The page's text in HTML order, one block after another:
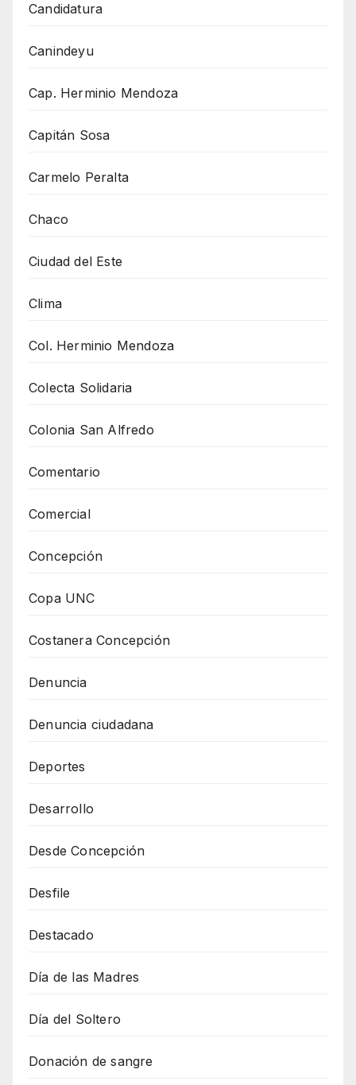
Candidatura
Canindeyu
Cap. Herminio Mendoza
Capitán Sosa
Carmelo Peralta
Chaco
Ciudad del Este
Clima
Col. Herminio Mendoza
Colecta Solidaria
Colonia San Alfredo
Comentario
Comercial
Concepción
Copa UNC
Costanera Concepción
Denuncia
Denuncia ciudadana
Deportes
Desarrollo
Desde Concepción
Desfile
Destacado
Día de las Madres
Día del Soltero
Donación de sangre